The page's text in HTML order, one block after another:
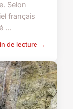
Selon
français
...
de lecture →